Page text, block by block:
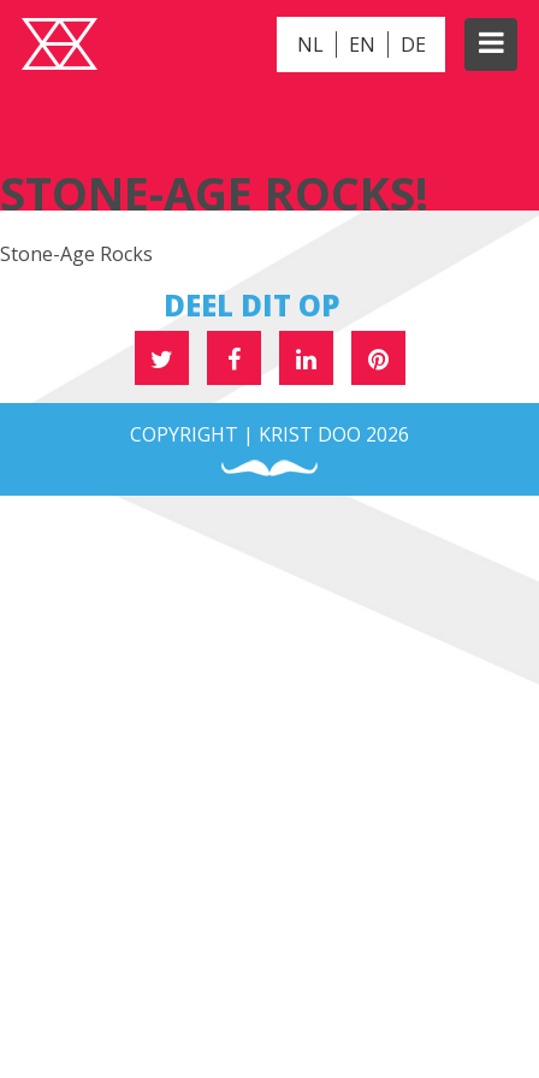
NL EN DE
STONE-AGE ROCKS!
Stone-Age Rocks
DEEL DIT OP
COPYRIGHT | KRIST DOO 2026